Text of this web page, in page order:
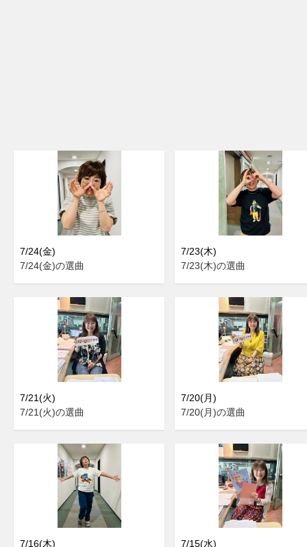
7/24(金)
7/24(金)の選曲
7/23(木)
7/23(木)の選曲
7/21(火)
7/21(火)の選曲
7/20(月)
7/20(月)の選曲
7/16(木) 7/15(水)